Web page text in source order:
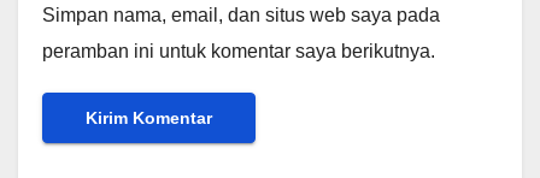
Simpan nama, email, dan situs web saya pada
peramban ini untuk komentar saya berikutnya.